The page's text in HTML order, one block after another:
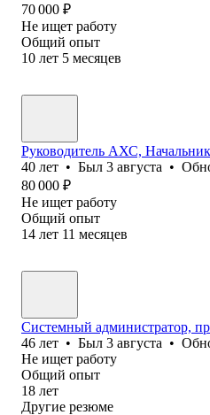
70 000 ₽
Не ищет работу
Общий опыт
10 лет 5 месяцев
Руководитель АХС,
40 лет • Был 3 августа •
80 000 ₽
Не ищет работу
Общий опыт
14 лет 11 месяцев
Системный администратор,
46 лет • Был 3 августа •
Не ищет работу
Общий опыт
18 лет
Другие резюме